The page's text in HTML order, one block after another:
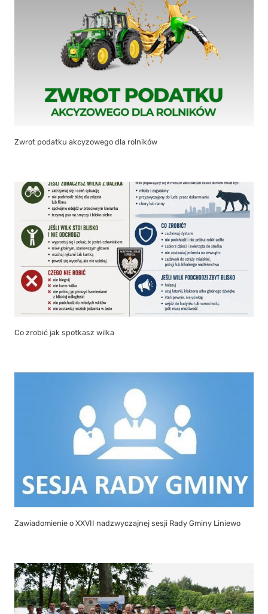
Zwrot podatku akcyzowego dla rolników
Co zrobić jak spotkasz wilka
Zawiadomienie o XXVII nadzwyczajnej sesji Rady Gminy Liniewo